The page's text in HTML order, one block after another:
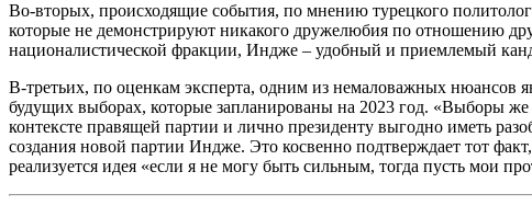
Во-вторых, происходящие события, по мнению турецкого
которые не демонстрируют никакого дружелюбия по отношению
националистической фракции, Индже – удобный и приемлемый
В-третьих, по оценкам эксперта, одним из немаловажных нюансов
будущих выборах, которые запланированы на 2023 год. «Выборы
контексте правящей партии и лично президенту выгодно иметь
создания новой партии Индже. Это косвенно подтверждает тот
реализуется идея «если я не могу быть сильным, тогда пусть мои